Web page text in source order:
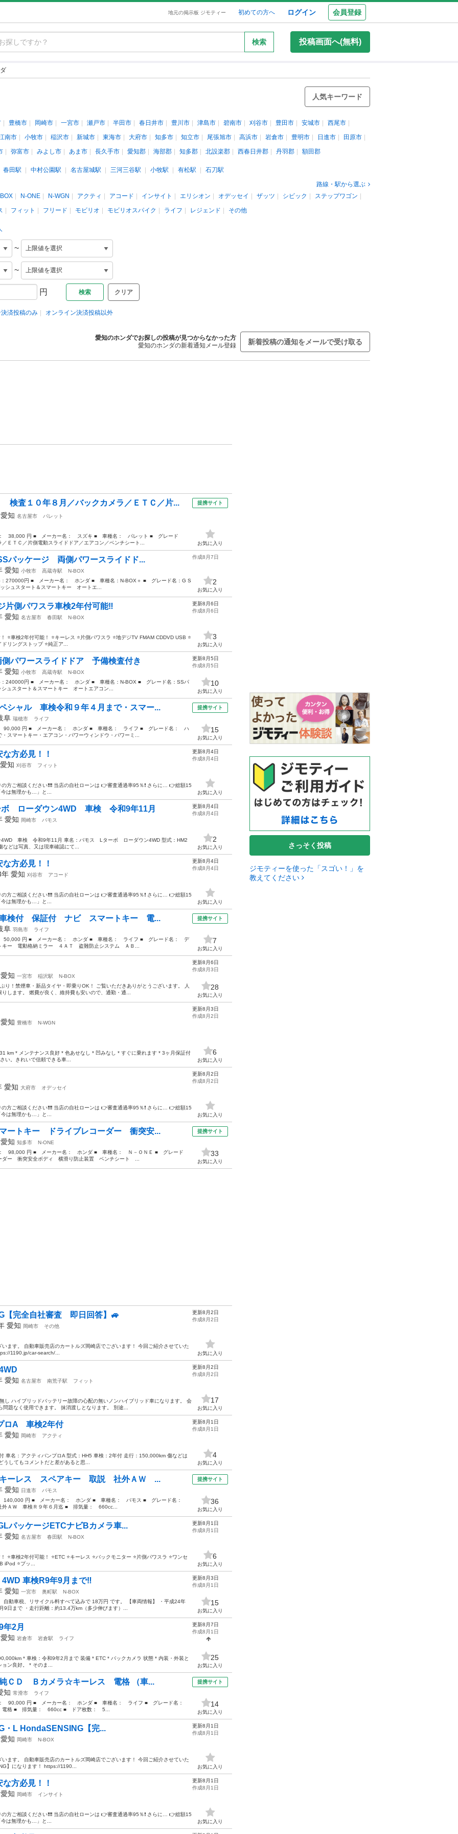
地元の掲示板 ジモティー 初めての方へ ログイン 会員登録
検索 投稿画面へ(無料)
人気キーワード
豊橋市 岡崎市 一宮市 瀬戸市 半田市 春日井市 豊川市 津島市 碧南市 刈谷市 豊田市 安城市
西尾市
南市
小牧市 稲沢市 新城市 東海市 大府市 知多市 知立市 尾張旭市 高浜市 岩倉市 豊明市 日進市
田原市
弥富市 みよし市 あま市 長久手市 愛知郡 海部郡 知多郡 北設楽郡 西春日井郡 丹羽郡 額田郡
春田駅 中村公園駅 名古屋城駅 三河三谷駅 小牧駅 有松駅
石刀駅
路線・駅から選ぶ
N-ONE N-WGN アクティ アコード インサイト エリシオン オデッセイ ザッツ シビック
ステップワゴン
フィット フリード モビリオ モビリオスパイク ライフ レジェンド その他
~
~
円 クリア
済投稿のみ オンライン決済投稿以外
愛知のホンダでお探しの投稿が見つからなかった方
愛知のホンダの新着通知メール登録
新着投稿の通知をメールで受け取る
検査１０年８月／バックカメラ／ＥＴＣ／片...
愛知 名古屋市 パレット
38,000 円 ■ メーカー名： スズキ ■ 車種名： パレット ■ グレード
ＴＣ／片側電動スライドドア／エアコン／ベンチシート...
提携サイト
お気に入り
パッケージ 両側パワースライドド...
愛知 小牧市 高蔵寺駅
N-BOX
270000円 ■ メーカー名： ホンダ ■ 車種名：N-BOX＋ ■ グレード名：G S
シュスタート＆スマートキー オートエ...
作成8月7日
2
お気に入り
片側パワスラ車検2年付可能‼️
愛知 名古屋市 春田駅 N-BOX
⭐️車検2年付可能！ ⭐️キーレス ⭐️片側パワスラ ⭐️地デジTV FMAM CDDVD USB ⭐️
リングストップ ⭐️純正ア...
更新8月6日
作成8月6日
3
お気に入り
パワースライドドア 予備検査付き
愛知 小牧市 高蔵寺駅
N-BOX
240000円 ■ メーカー名： ホンダ ■ 車種名：N-BOX ■ グレード名：SSパ
スタート＆スマートキー オートエアコン...
更新8月5日
作成8月5日
10
お気に入り
シャル 車検令和９年４月まで・スマー...
阜 瑞穂市
ライフ
90,000 円 ■ メーカー名： ホンダ ■ 車種名： ライフ ■ グレード名： ハ
スマートキー・エアコン・パワーウィンドウ・パワーミ...
提携サイト
15
お気に入り
方必見！！
愛知 刈谷市 フィット
方ご相談ください❗️❗️❗️ 当店の自社ローンは 👉審査通過率95％❗️ さらに… 👉総額15
は無理かも…」と...
更新8月4日
作成8月4日
お気に入り
ローダウン4WD 車検 令和9年11月
愛知 岡崎市 バモス
車検 令和9年11月 車名：バモス Lターボ ローダウン4WD 型式：HM2
どは写真、又は現車確認にて...
更新8月4日
作成8月4日
2
お気に入り
方必見！！
愛知 刈谷市 アコード
方ご相談ください❗️❗️❗️ 当店の自社ローンは 👉審査通過率95％❗️ さらに… 👉総額15
は無理かも…」と...
更新8月4日
作成8月4日
お気に入り
車検付 保証付 ナビ スマートキー 電...
阜 羽島市
ライフ
50,000 円 ■ メーカー名： ホンダ ■ 車種名： ライフ ■ グレード名： デ
ー 電動格納ミラー ４ＡＴ 盗難防止システム ＡＢ...
提携サイト
7
お気に入り
愛知 一宮市 稲沢駅
N-BOX
り！禁煙車・新品タイヤ・即乗りOK！ ご覧いただきありがとうございます。 人
します。 燃費が良く、維持費も安いので、通勤・通...
更新8月6日
作成8月3日
28
お気に入り
愛知 豊橋市 N-WGN
km * メンテナンス良好 * 色あせなし * 凹みなし * すぐに乗れます * 3ヶ月保証付
い。きれいで信頼できる車...
更新8月3日
作成8月2日
6
お気に入り
愛知 大府市 オデッセイ
方ご相談ください❗️❗️❗️ 当店の自社ローンは 👉審査通過率95％❗️ さらに… 👉総額15
は無理かも…」と...
更新8月2日
作成8月2日
お気に入り
ートキー ドライブレコーダー 衝突安...
愛知 知多市
N-ONE
98,000 円 ■ メーカー名： ホンダ ■ 車種名： Ｎ－ＯＮＥ ■ グレード
ー 衝突安全ボディ 横滑り防止装置 ベンチシート ...
提携サイト
33
お気に入り
【完全自社審査 即日回答】🚙
愛知 岡崎市 その他
ます。 自動車販売店のカートルズ岡崎店でございます！ 今回ご紹介させていた
1190.jp/car-search/...
更新8月2日
作成8月2日
お気に入り
愛知 名古屋市 南荒子駅 フィット
ハイブリッドバッテリー故障の心配の無いノンハイブリッド車になります。 会
題なく使用できます。 抹消渡しとなります。 別途...
更新8月2日
作成8月2日
17
お気に入り
ロA 車検2年付
愛知 岡崎市 アクティ
名：アクティバンプロA 型式：HH5 車検：2年付 走行：150,000km 傷などは
してもコメントだと差があると思...
更新8月1日
作成8月1日
4
お気に入り
ーレス スペアキー 取説 社外ＡＷ ...
愛知 日進市
バモス
140,000 円 ■ メーカー名： ホンダ ■ 車種名： バモス ■ グレード名：
ＡＷ 車検Ｒ９年６月迄 ■ 排気量： 660cc...
提携サイト
36
お気に入り
パッケージETCナビBカメラ車...
愛知 名古屋市 春田駅 N-BOX
⭐️車検2年付可能！ ⭐️ETC ⭐️キーレス ⭐️バックモニター ⭐️片側パワスラ ⭐️ワンセ
⭐️プッ...
更新8月1日
作成8月1日
6
お気に入り
車検R9年9月まで‼️
愛知 一宮市 奥町駅
N-BOX
自動車税、リサイクル料すべて込みで 18万円 です。 【車両情報】 ・平成24年
日まで ・走行距離：約13.4万km（多少伸びます）...
更新8月3日
作成8月1日
15
お気に入り
年2月
愛知 岩倉市 岩倉駅 ライフ
* 車検：令和9年2月まで 装備 * ETC * バックカメラ 状態 * 内装・外装と
ン良好。 * そのま...
更新8月7日
作成8月1日
25
お気に入り
ＣＤ Ｂカメラ☆キーレス 電格 （車...
知 常滑市
ライフ
90,000 円 ■ メーカー名： ホンダ ■ 車種名： ライフ ■ グレード名：
格 ■ 排気量： 660cc ■ ドア枚数： 5...
提携サイト
14
お気に入り
・L HondaSENSING【完...
愛知 岡崎市 N-BOX
ます。 自動車販売店のカートルズ岡崎店でございます！ 今回ご紹介させていた
】になります！ https://1190...
更新8月1日
作成8月1日
お気に入り
方必見！！
愛知 岡崎市 インサイト
方ご相談ください❗️❗️❗️ 当店の自社ローンは 👉審査通過率95％❗️ さらに… 👉総額15
は無理かも…」と...
更新8月1日
作成8月1日
お気に入り
さっそく投稿
ジモティーを使った「スゴい！」を
教えてください